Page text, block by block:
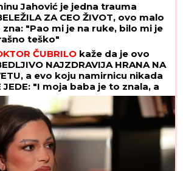
Jahović je jedna trauma
ZA CEO ŽIVOT, ovo malo
zna: "Pao mi je na ruke, bilo mi je
teško"
ČUBRILO kaže da je ovo
NAJZDRAVIJA HRANA NA
a evo koju namirnicu nikada
JEDE: "I moja baba je to znala, a
vam zvuči suludo"